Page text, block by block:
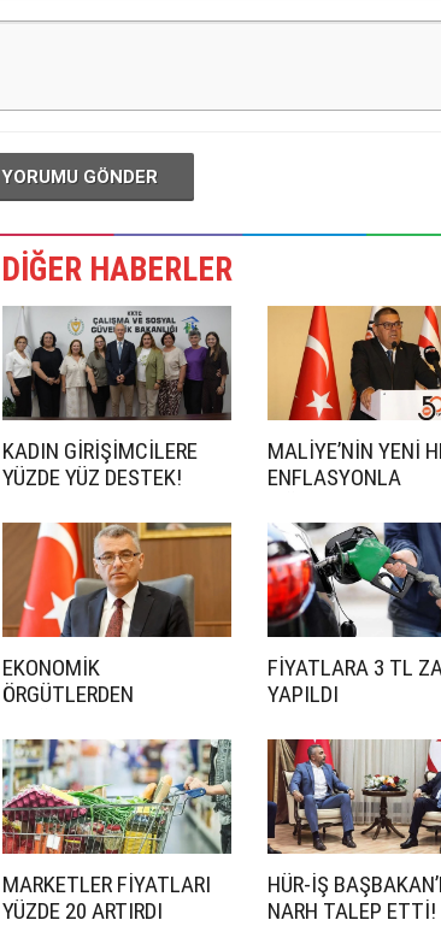
YORUMU GÖNDER
DİĞER HABERLER
KADIN GİRİŞİMCİLERE
YÜZDE YÜZ DESTEK!
MALİYE’NİN YENİ
ENFLASYONLA
EKONOMİK
ÖRGÜTLERDEN
FİYATLARA 3 TL
YAPILDI
MARKETLER FİYATLARI
YÜZDE 20 ARTIRDI
HÜR-İŞ
NARH TALEP ETTİ!